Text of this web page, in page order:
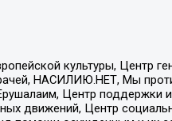
культуры, Центр
НАСИЛИЮ.НЕТ, Мы
Центр поддержки
движений, Центр